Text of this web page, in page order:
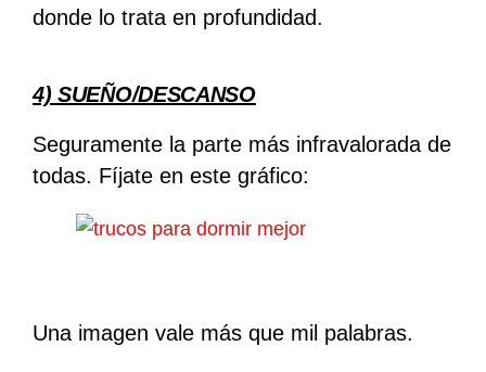
donde lo trata en profundidad.
4) SUEÑO/DESCANSO
Seguramente la parte más infravalorada de
todas. Fíjate en este gráfico:
Una imagen vale más que mil palabras.